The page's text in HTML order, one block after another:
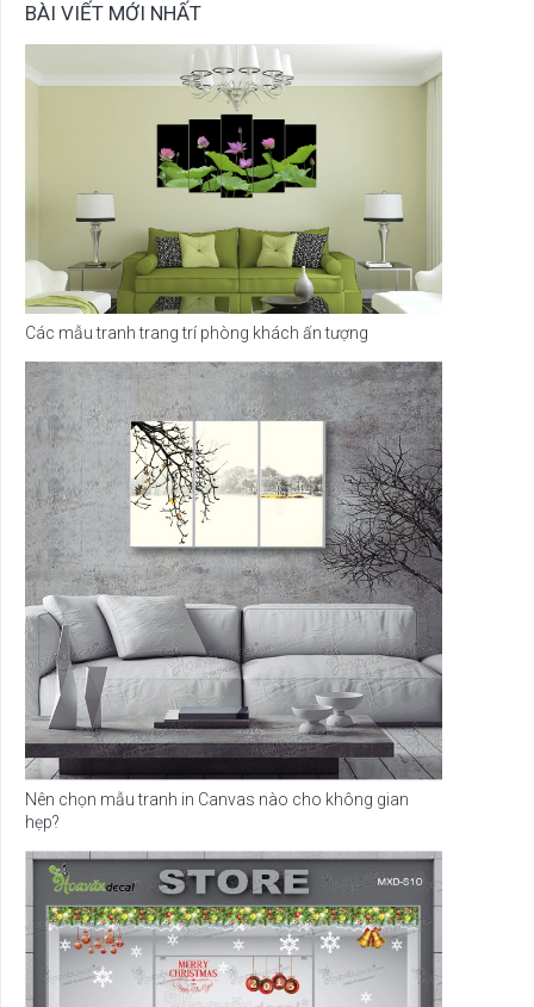
BÀI VIẾT MỚI NHẤT
Các mẫu tranh trang trí phòng khách ấn tượng
Nên chọn mẫu tranh in Canvas nào cho không gian
hẹp?